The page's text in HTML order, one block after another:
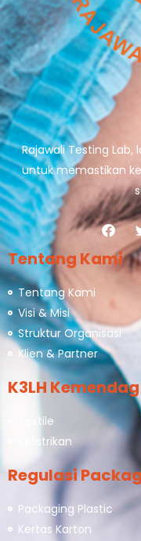
Rajawali Testing
untuk memastikan
Tentang Kami
Tentang Kami
Visi & Misi
Struktur Organisasi
Klien & Partner
K3LH Kemendag
Textile
Kelistrikan
Regulasi
Packaging Plastic
Kertas Karton